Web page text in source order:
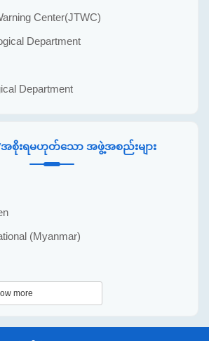
Center(JTWC)
Department
Department
စိုးရမဟုတ်သော အဖွဲ့အစည်းများ
(Myanmar)
more